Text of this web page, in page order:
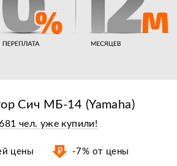
Сич МБ-14 (Yamaha)
чел. уже купили!
цены -7% от цены